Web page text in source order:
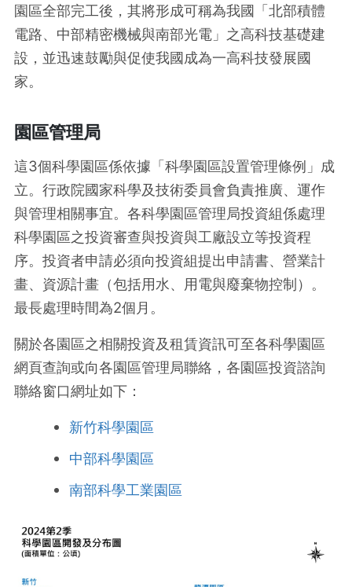
園區全部完工後，其將形成可稱為我國「北部積體
電路、中部精密機械與南部光電」之高科技基礎建
設，並迅速鼓勵與促使我國成為一高科技發展國
家。
園區管理局
這3個科學園區係依據「科學園區設置管理條例」成
立。行政院國家科學及技術委員會負責推廣、運作
與管理相關事宜。各科學園區管理局投資組係處理
科學園區之投資審查與投資與工廠設立等投資程
序。投資者申請必須向投資組提出申請書、營業計
畫、資源計畫（包括用水、用電與廢棄物控制）。
最長處理時間為2個月。
關於各園區之相關投資及租賃資訊可至各科學園區
網頁查詢或向各園區管理局聯絡，各園區投資諮詢
聯絡窗口網址如下：
新竹科學園區
中部科學園區
南部科學工業園區